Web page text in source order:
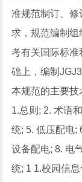
准规范制订、
求，规范编制
考有关国际标
础上，编制
本规范的主要技
1.总则; 2. 术语
统; 5. 低压配电;
设备配电; 8. 电
统; 1 1.校园信